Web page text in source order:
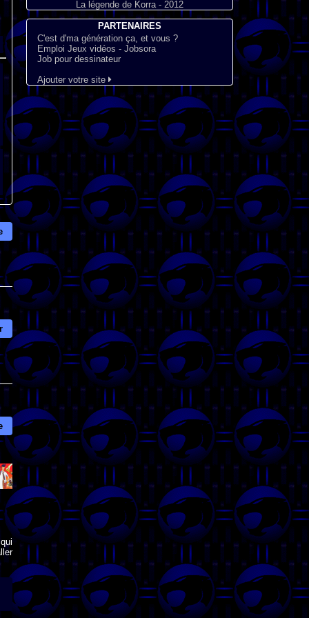
La légende de Korra - 2012
PARTENAIRES
C'est d'ma génération ça, et vous ?
Emploi Jeux vidéos - Jobsora
Job pour dessinateur
Ajouter votre site